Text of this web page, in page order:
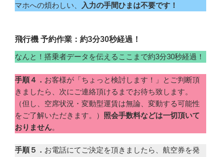
マホへの煩わしい、
入力の手間ひまは不要です！
飛行機 予約作業：約3分30秒経過！
なんと！搭乗者データを伝えるここまで約3分30秒経過！
手順４． お客様が「ちょっと検討します！」とご判断頂
きましたら、次にご連絡頂けるまでお待ち致します。
（但し、空席状況・変動型運賃は無論、変動する可能性
をご了解いただきます。） 照会手数料などは一切頂いて
おりません。
手順５． お電話にてご決定を頂きましたら、航空券を発